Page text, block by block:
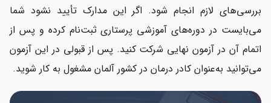
بررسی‌های لازم انجام شود. اگر این مدارک تأیید نشود شما
می‌بایست در دوره‌های آموزشی پرستاری ثبت‌نام کرده و پس از
اتمام آن در آزمون نهایی شرکت کنید. پس از قبولی در این آزمون
می‌توانید به‌عنوان کادر درمان در کشور آلمان مشغول به کار شوید.